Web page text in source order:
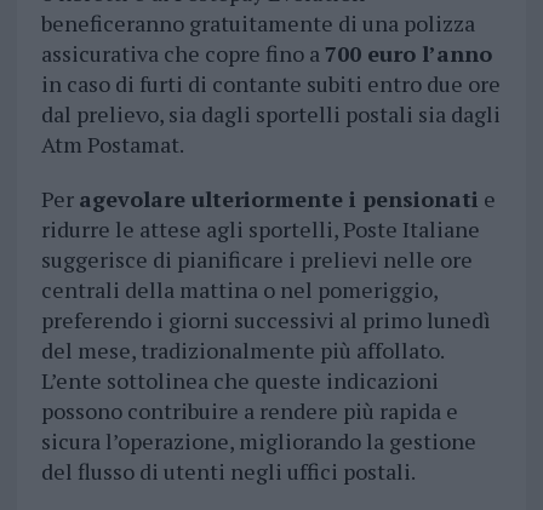
beneficeranno gratuitamente di una polizza
assicurativa che copre fino a700 euro l’anno
in caso di furti di contante subiti entro due ore
dal prelievo, sia dagli sportelli postali sia dagli
Atm Postamat.
Per agevolare ulteriormente i pensionati e
ridurre le attese agli sportelli, Poste Italiane
suggerisce di pianificare i prelievi nelle ore
centrali della mattina o nel pomeriggio,
preferendo i giorni successivi al primo lunedì
del mese, tradizionalmente più affollato.
L’ente sottolinea che queste indicazioni
possono contribuire a rendere più rapida e
sicura l’operazione, migliorando la gestione
del flusso di utenti negli uffici postali.